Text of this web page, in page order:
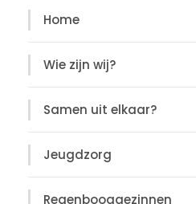
Home
Wie zijn wij?
Samen uit elkaar?
Jeugdzorg
Regenbooggezinnen